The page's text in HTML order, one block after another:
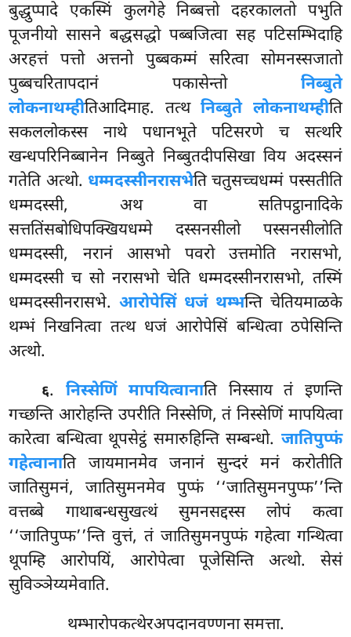
बुद्धुप्पादे एकस्मिं कुलगेहे निब्बत्तो दहरकालतो पभुति
पूजनीयो सासने बद्धसद्धो पब्बजित्वा सह पटिसम्भिदाहि
अरहत्तं पत्तोअत्तनो पुब्बकम्मं सरित्वा सोमनस्सजातो
पुब्बचरितापदानं पकासेन्तो निब्बुते
लोकनाथम्हीतिआदिमाह. तत्थनिब्बुते लोकनाथम्हीति
सकललोकस्स नाथे पधानभूते पटिसरणे च सत्थरि
खन्धपरिनिब्बानेन निब्बुते निब्बुतदीपसिखा विय अदस्सनं
गतेति अत्थो. धम्मदस्सीनरासभेति चतुसच्चधम्मं पस्सतीति
धम्मदस्सी, अथ वा सतिपट्ठानादिके
सत्ततिंसबोधिपक्खियधम्मे दस्सनसीलो पस्सनसीलोति
धम्मदस्सी, नरानं आसभो पवरो उत्तमोति नरासभो,
धम्मदस्सी च सो नरासभो चेति धम्मदस्सीनरासभो, तस्मिं
धम्मदस्सीनरासभे.आरोपेसिं धजं थम्भन्ति चेतियमाळके
थम्भं निखनित्वा तत्थ धजं आरोपेसिं बन्धित्वा ठपेसिन्ति
अत्थो.
६. निस्सेणिं मापयित्वानाति निस्साय तं इणन्ति
गच्छन्ति आरोहन्ति उपरीति निस्सेणि, तं निस्सेणिं मापयित्वा
कारेत्वा बन्धित्वा थूपसेट्ठं समारुहिन्ति सम्बन्धो. जातिपुप्फं
गहेत्वानाति जायमानमेव जनानं सुन्दरं मनं करोतीति
जातिसुमनं, जातिसुमनमेव पुप्फं ‘‘जातिसुमनपुप्फ’’न्ति
वत्तब्बे गाथाबन्धसुखत्थं सुमनसद्दस्स लोपं कत्वा
‘‘जातिपुप्फ’’न्ति वुत्तं, तं जातिसुमनपुप्फं गहेत्वा गन्थित्वा
थूपम्हि आरोपयिं, आरोपेत्वा पूजेसिन्ति अत्थो. सेसं
सुविञ्ञेय्यमेवाति.
थम्भारोपकत्थेरअपदानवण्णना समत्ता.